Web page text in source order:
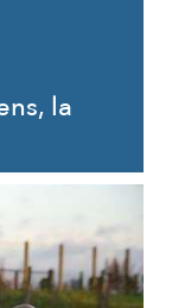
la